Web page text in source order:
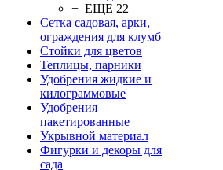
+ ЕЩЕ 22
Сетка садовая, арки,
ограждения для клумб
Стойки для цветов
Теплицы, парники
Удобрения жидкие и
килограммовые
Удобрения
пакетированные
Укрывной материал
Фигурки и декоры для
сада